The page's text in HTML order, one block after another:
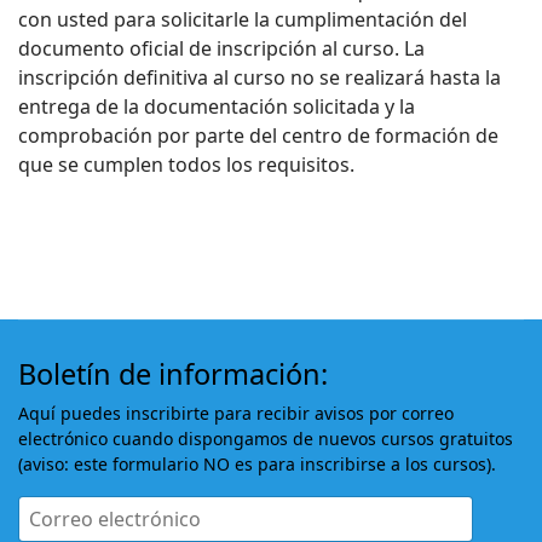
con usted para solicitarle la cumplimentación del
documento oficial de inscripción al curso. La
inscripción definitiva al curso no se realizará hasta la
entrega de la documentación solicitada y la
comprobación por parte del centro de formación de
que se cumplen todos los requisitos.
Boletín de información:
Aquí puedes inscribirte para recibir avisos por correo
electrónico cuando dispongamos de nuevos cursos gratuitos
(aviso: este formulario NO es para inscribirse a los cursos).